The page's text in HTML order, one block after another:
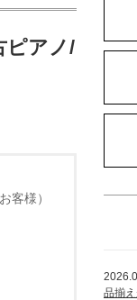
ピアノ/
客様）
品揃